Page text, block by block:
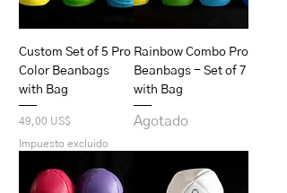
Custom Set of 5 Pro
Color Beanbags
with Bag
Precio
49,00 US$
Impuesto excluido
Rainbow Combo Pro
Beanbags - Set of 7
with Bag
Agotado